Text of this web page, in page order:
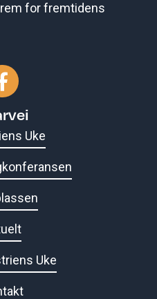
for fremtidens
til vår Facebook-side
Uke
Uke